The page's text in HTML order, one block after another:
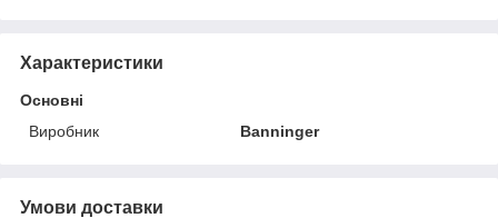
Характеристики
Основні
Виробник
Banninger
Умови доставки